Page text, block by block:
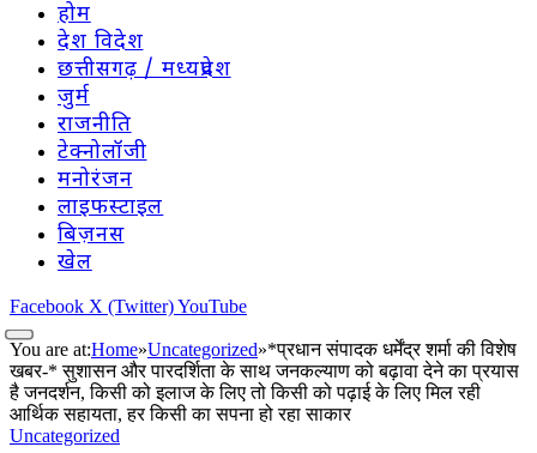
होम
देश विदेश
छत्तीसगढ़ / मध्यप्रदेश
जुर्म
राजनीति
टेक्नोलॉजी
मनोरंजन
लाइफस्टाइल
बिज़नस
खेल
Facebook X (Twitter)YouTube
You are at:Home»Uncategorized»*प्रधान संपादक धर्मेंद्र शर्मा की विशेष
खबर-* सुशासन और पारदर्शिता के साथ जनकल्याण को बढ़ावा देने का प्रयास
है जनदर्शन, किसी को इलाज के लिए तो किसी को पढ़ाई के लिए मिल रही
आर्थिक सहायता, हर किसी का सपना हो रहा साकार
Uncategorized